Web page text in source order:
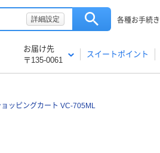
詳細設定 各種お手続き
お届け先
〒135-0061
スイートポイント
ッピングカート VC-705ML